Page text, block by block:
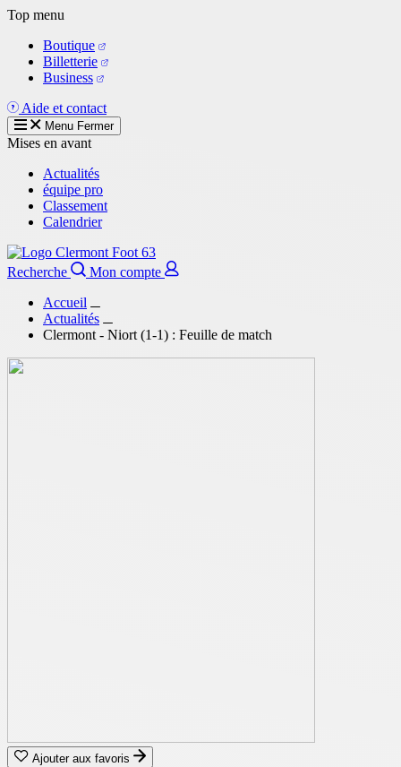
Aller
contenu
principal
Top menu
Boutique
Billetterie
Business
Aide et contact
Menu Fermer
Mises en avant
Actualités
équipe pro
Classement
Calendrier
Recherche
Mon compte
Accueil
Actualités
Clermont - Niort (1-1) : Feuille de match
Ajouter aux favoris